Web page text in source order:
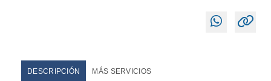
DESCRIPCIÓN MÁS SERVICIOS